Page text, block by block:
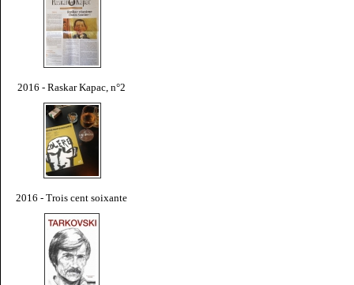
2016 - Raskar Kapac, n°2
2016 - Trois cent soixante